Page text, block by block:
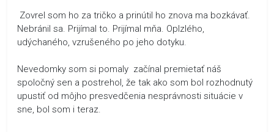
Zovrel som ho za tričko a prinútil ho znova ma bozkávať.
Nebránil sa. Prijímal to. Prijímal mňa. Oplzlého,
udýchaného, vzrušeného po jeho dotyku.
Nevedomky som si pomaly začínal premietať náš
spoločný sen a postrehol, že tak ako som bol rozhodnutý
upustiť od môjho presvedčenia nesprávnosti situácie v
sne, bol som i teraz.